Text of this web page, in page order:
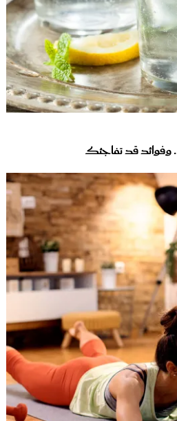
وفوائد قد تفاجئك